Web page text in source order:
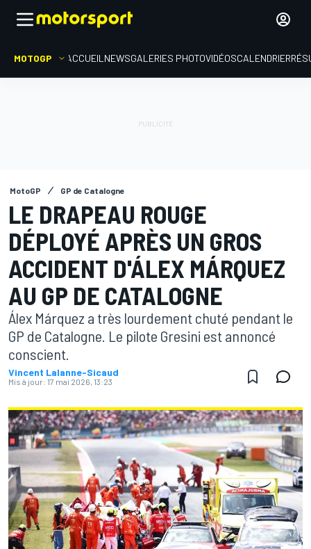
MOTOGP ACCUEIL NEWSGALERIES PHOTOVIDÉOSCALENDRIER
MotoGP GP de Catalogne
LE DRAPEAU ROUGE
DÉPLOYÉ APRÈS UN GROS
ACCIDENT D'ÁLEX MÁRQUEZ
AU GP DE CATALOGNE
Álex Márquez a très lourdement chuté pendant le
GP de Catalogne. Le pilote Gresini est annoncé
conscient.
Vincent Lalanne-Sicaud
Mis à jour: 17 mai 2026, 13:23